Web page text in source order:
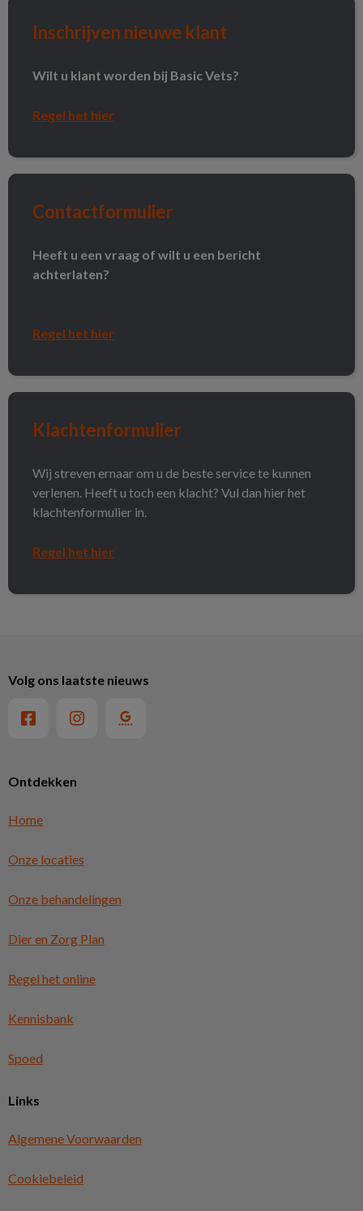
Inschrijven nieuwe klant
Wilt u klant worden bij Basic Vets?
Regel het hier
Contactformulier
Contactformulier
Heeft u een vraag of wilt u een bericht
achterlaten?
Regel het hier
Klachtenformulier
Klachtenformulier
Wij streven ernaar om u de beste service te kunnen
verlenen. Heeft u toch een klacht? Vul dan hier het
klachtenformulier in.
Regel het hier
Ontdekken
Home
Onze locaties
Onze behandelingen
Dier en Zorg Plan
Regel het online
Kennisbank
Spoed
Links
Algemene Voorwaarden
Cookiebeleid
Volg ons laatste nieuws